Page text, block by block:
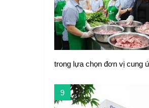
trong lựa chọn đơn vị cung
9